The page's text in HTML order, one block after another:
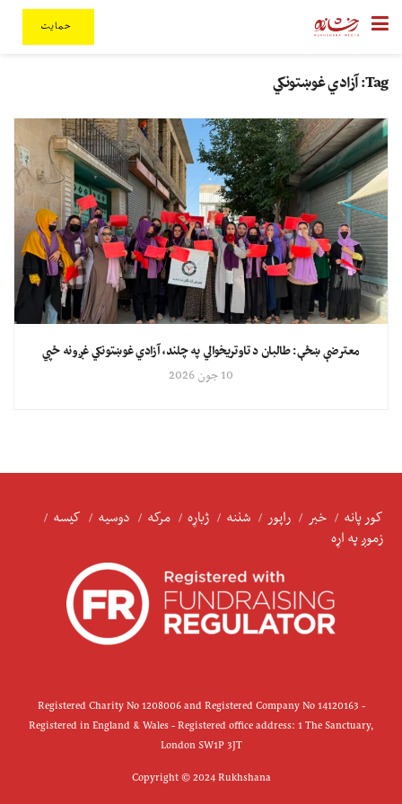
حمایت
Tag: آزادي غوښتونکي
معترضې ښځې: طالبان د تاوتریخوالي په چلند، آزادي غوښتونکي غږونه ځپي
10 جون 2026
کور پانه خبر راپور شننه ژباړه مرکه دوسیه
کیسه
زموږ په اړه
Registered Charity No 1208006 and Registered Company No 14120163 -
Registered in England & Wales - Registered office address: 1 The Sanctuary,
London SW1P 3JT
Copyright © 2024 Rukhshana